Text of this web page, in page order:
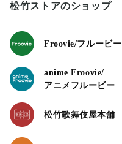
松竹ストアのショップ
Froovie/フルービー
anime Froovie/
アニメフルービー
松竹歌舞伎屋本舗